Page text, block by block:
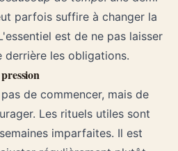
parfois suffire à changer la
est de ne pas laisser
derrière les obligations.
de commencer, mais de
Les rituels utiles sont
imparfaites. Il est